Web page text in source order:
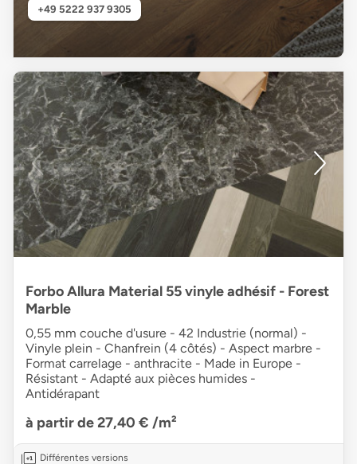
+49 5222 937 9305
Forbo Allura Material 55 vinyle adhésif - Forest
Marble
0,55 mm couche d'usure - 42 Industrie (normal) -
Vinyle plein - Chanfrein (4 côtés) - Aspect marbre -
Format carrelage - anthracite - Made in Europe -
Résistant - Adapté aux pièces humides -
Antidérapant
à partir de 27,40 € /m²
Différentes versions